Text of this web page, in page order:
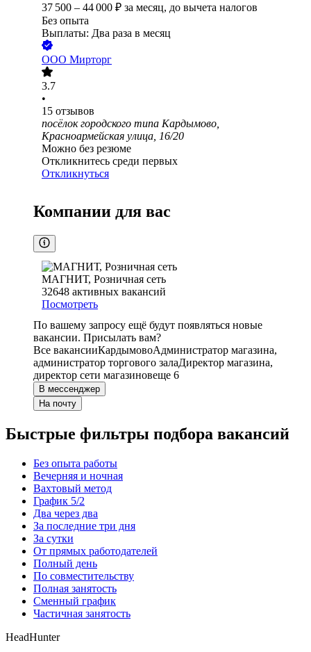
37 500 – 44 000 ₽ за месяц, до вычета налогов
Без опыта
Выплаты: Два раза в месяц
ООО Мирторг
3.7
•
15 отзывов
посёлок городского типа Кардымово,
Красноармейская улица, 16/20
Можно без резюме
Откликнитесь среди первых
Откликнуться
Компании для вас
МАГНИТ, Розничная сеть
32648 активных вакансий
Посмотреть
По вашему запросу ещё будут появляться новые
вакансии. Присылать вам?
Все вакансииКардымовоАдминистратор магазина,
администратор торгового залаДиректор магазина,
директор сети магазиновеще 6
В мессенджер
На почту
Быстрые фильтры подбора вакансий
Без опыта работы
Вечерняя и ночная
Вахтовый метод
График 5/2
Два через два
За последние три дня
За сутки
От прямых работодателей
Полный день
По совместительству
Полная занятость
Сменный график
Частичная занятость
HeadHunter